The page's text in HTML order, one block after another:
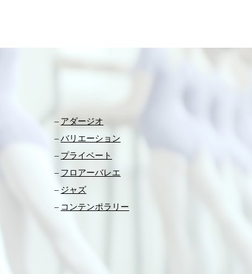
アダージオ
バリエーション
プライベート
フロアーバレエ
ジャズ
コンテンポラリー